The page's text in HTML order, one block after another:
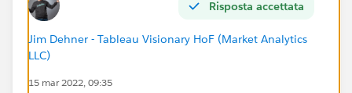
Risposta accettata
Jim Dehner - Tableau Visionary HoF (Market Analytics
LLC)
15 mar 2022, 09:35